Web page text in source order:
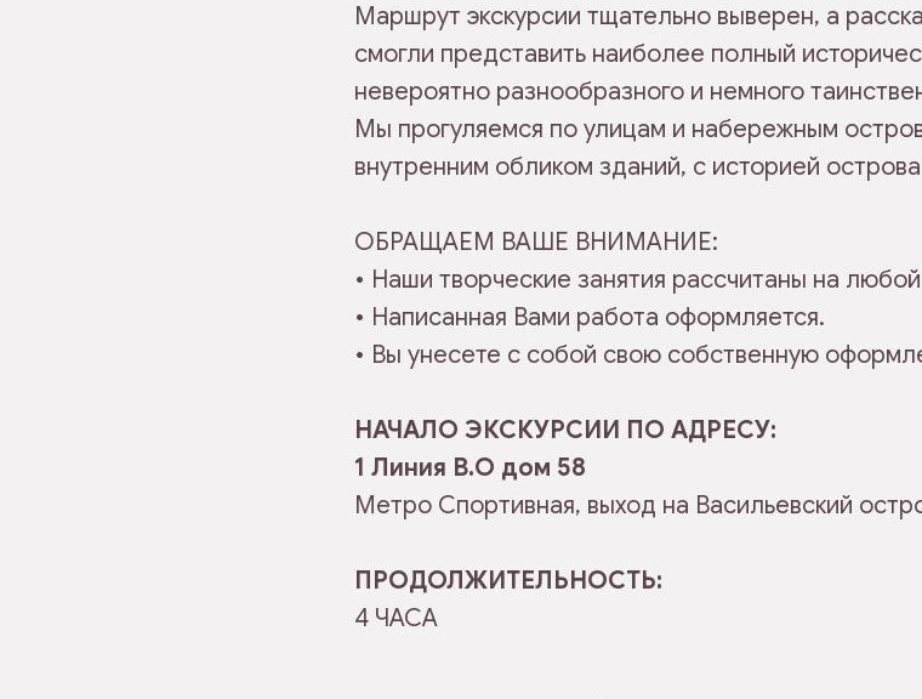
Маршрут экскурсии тщательно выверен, а
смогли представить наиболее полный
невероятно разнообразного и немного
Мы прогуляемся по улицам и набережным
внутренним обликом зданий, с историей
ОБРАЩАЕМ ВАШЕ ВНИМАНИЕ:
• Наши творческие занятия рассчитаны на
• Написанная Вами работа оформляется.
• Вы унесете с собой свою собственную
НАЧАЛО ЭКСКУРСИИ ПО АДРЕСУ:
1 Линия В.О дом 58
Метро Спортивная, выход на Васильевский
ПРОДОЛЖИТЕЛЬНОСТЬ:
4 ЧАСА